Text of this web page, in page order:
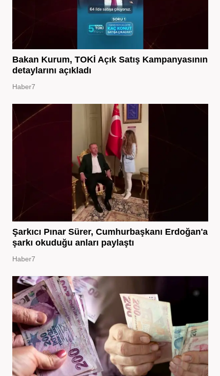
Bakan Kurum, TOKİ Açık Satış Kampanyasının
detaylarını açıkladı
Haber7
Şarkıcı Pınar Sürer, Cumhurbaşkanı Erdoğan'a
şarkı okuduğu anları paylaştı
Haber7